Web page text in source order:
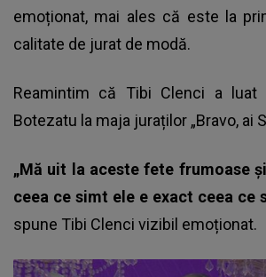
emoționat, mai ales că este la
calitate de jurat de modă.
Reamintim că Tibi Clenci a luat
Botezatu la maja juraților „Bravo, ai
„Mă uit la aceste fete frumoase
ceea ce simt ele e exact ceea ce
spune Tibi Clenci vizibil emoționat.